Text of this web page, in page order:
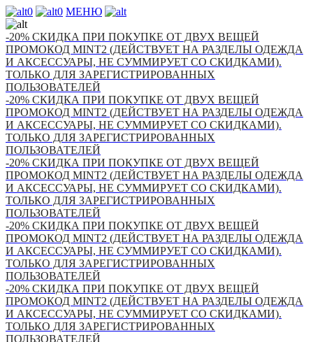
0 0 МЕНЮ
-20% СКИДКА ПРИ ПОКУПКЕ ОТ ДВУХ ВЕЩЕЙ
ПРОМОКОД MINT2 (ДЕЙСТВУЕТ НА РАЗДЕЛЫ ОДЕЖДА
И АКСЕССУАРЫ, НЕ СУММИРУЕТ СО СКИДКАМИ).
ТОЛЬКО ДЛЯ ЗАРЕГИСТРИРОВАННЫХ
ПОЛЬЗОВАТЕЛЕЙ
-20% СКИДКА ПРИ ПОКУПКЕ ОТ ДВУХ ВЕЩЕЙ
ПРОМОКОД MINT2 (ДЕЙСТВУЕТ НА РАЗДЕЛЫ ОДЕЖДА
И АКСЕССУАРЫ, НЕ СУММИРУЕТ СО СКИДКАМИ).
ТОЛЬКО ДЛЯ ЗАРЕГИСТРИРОВАННЫХ
ПОЛЬЗОВАТЕЛЕЙ
-20% СКИДКА ПРИ ПОКУПКЕ ОТ ДВУХ ВЕЩЕЙ
ПРОМОКОД MINT2 (ДЕЙСТВУЕТ НА РАЗДЕЛЫ ОДЕЖДА
И АКСЕССУАРЫ, НЕ СУММИРУЕТ СО СКИДКАМИ).
ТОЛЬКО ДЛЯ ЗАРЕГИСТРИРОВАННЫХ
ПОЛЬЗОВАТЕЛЕЙ
-20% СКИДКА ПРИ ПОКУПКЕ ОТ ДВУХ ВЕЩЕЙ
ПРОМОКОД MINT2 (ДЕЙСТВУЕТ НА РАЗДЕЛЫ ОДЕЖДА
И АКСЕССУАРЫ, НЕ СУММИРУЕТ СО СКИДКАМИ).
ТОЛЬКО ДЛЯ ЗАРЕГИСТРИРОВАННЫХ
ПОЛЬЗОВАТЕЛЕЙ
-20% СКИДКА ПРИ ПОКУПКЕ ОТ ДВУХ ВЕЩЕЙ
ПРОМОКОД MINT2 (ДЕЙСТВУЕТ НА РАЗДЕЛЫ ОДЕЖДА
И АКСЕССУАРЫ, НЕ СУММИРУЕТ СО СКИДКАМИ).
ТОЛЬКО ДЛЯ ЗАРЕГИСТРИРОВАННЫХ
ПОЛЬЗОВАТЕЛЕЙ